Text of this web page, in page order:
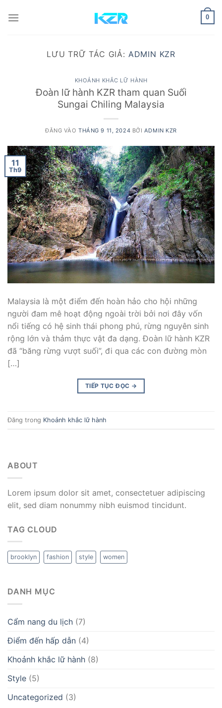
qua
0
LƯU TRỮ TÁC GIẢ: ADMIN KZR
KHOẢNH KHẮC LỮ HÀNH
Đoàn lữ hành KZR tham quan Suối
Sungai Chiling Malaysia
ĐĂNG VÀOTHÁNG 9 11, 2024 BỞI ADMIN KZR
11
Th9
Malaysia là một điểm đến hoàn hảo cho hội những
người đam mê hoạt động ngoài trời bởi nơi đây vốn
nổi tiếng có hệ sinh thái phong phú, rừng nguyên sinh
rộng lớn và thảm thực vật đa dạng. Đoàn lữ hành KZR
đã “băng rừng vượt suối”, đi qua các con đường mòn
[…]
TIẾP TỤC ĐỌC →
Đăng trong Khoảnh khắc lữ hành
ABOUT
Lorem ipsum dolor sit amet, consectetuer adipiscing
elit, sed diam nonummy nibh euismod tincidunt.
TAG CLOUD
brooklyn fashion style women
DANH MỤC
Cẩm nang du lịch (7)
Điểm đến hấp dẫn (4)
Khoảnh khắc lữ hành (8)
Style (5)
Uncategorized (3)